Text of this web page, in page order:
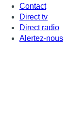
Contact
Direct tv
Direct radio
Alertez-nous